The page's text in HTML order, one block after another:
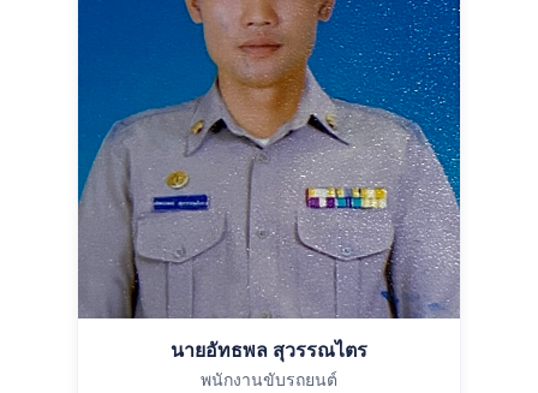
นายอัทธพล สุวรรณไตร
พนักงานขับรถยนต์